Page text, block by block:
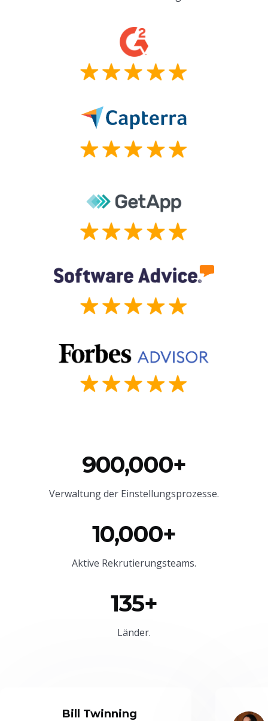
900,000+
Verwaltung der Einstellungsprozesse.
10,000+
Aktive Rekrutierungsteams.
135+
Länder.
Bill Twinning